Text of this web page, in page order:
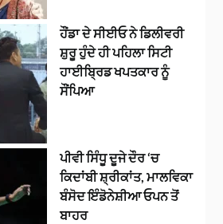
ਹੌਂਡਾ ਦੇ ਸੀਈਓ ਨੇ ਡਿਲੀਵਰੀ
ਸ਼ੁਰੂ ਹੁੰਦੇ ਹੀ ਪਹਿਲਾ ਸਿਟੀ
ਹਾਈਬ੍ਰਿਡ ਖਪਤਕਾਰ ਨੂੰ
ਸੌਂਪਿਆ
ਪੀਵੀ ਸਿੰਧੂ ਦੂਜੇ ਦੌਰ ‘ਚ
ਕਿਦਾਂਬੀ ਸ਼੍ਰੀਕਾਂਤ, ਮਾਲਵਿਕਾ
ਬੰਸੋਦ ਇੰਡੋਨੇਸ਼ੀਆ ਓਪਨ ਤੋਂ
ਬਾਹਰ